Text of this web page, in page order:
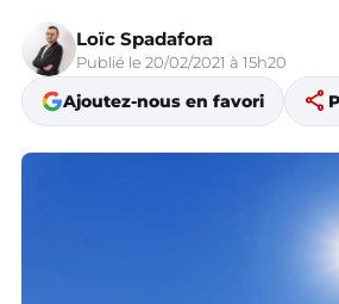
Loïc Spadafora
Publié le 20/02/2021 à 15h20
Ajoutez-nous en favori share